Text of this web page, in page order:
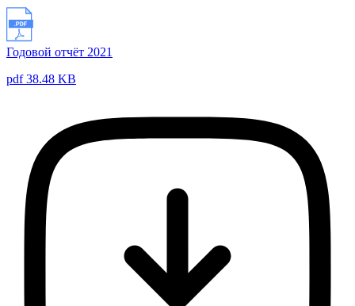
Годовой отчёт 2021
pdf 38.48 KB